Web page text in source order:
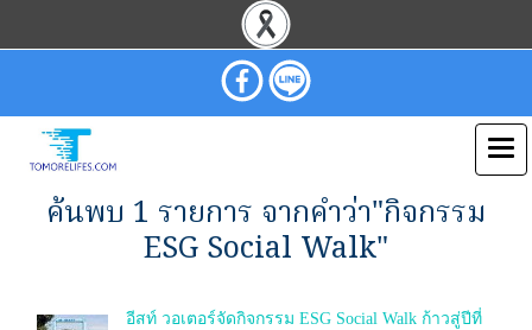
ค้นพบ 1 รายการ จากคำว่า"กิจกรรม
ESG Social Walk"
อีสท์ วอเตอร์จัดกิจกรรม ESG Social Walk ก้าวสู่ปีที่